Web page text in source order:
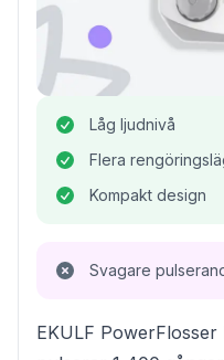
Låg ljudnivå
Flera
Kompakt design
Svagare
EKULF